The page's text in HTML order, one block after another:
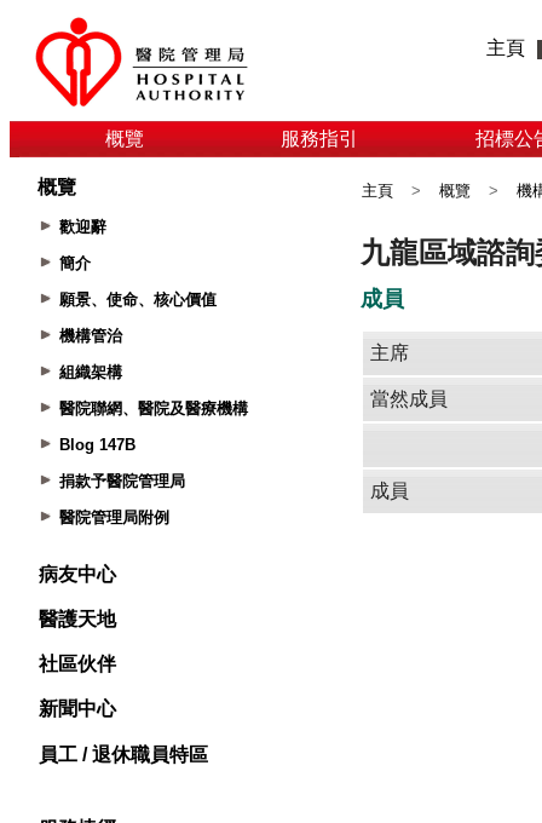
主頁
概覽 服務指引 招標公
概覽
歡迎辭
簡介
願景、使命、核心價值
機構管治
組織架構
醫院聯網、醫院及醫療機構
Blog 147B
捐款予醫院管理局
醫院管理局附例
病友中心
醫護天地
社區伙伴
新聞中心
員工 / 退休職員特區
主頁 > 概覽 > 機